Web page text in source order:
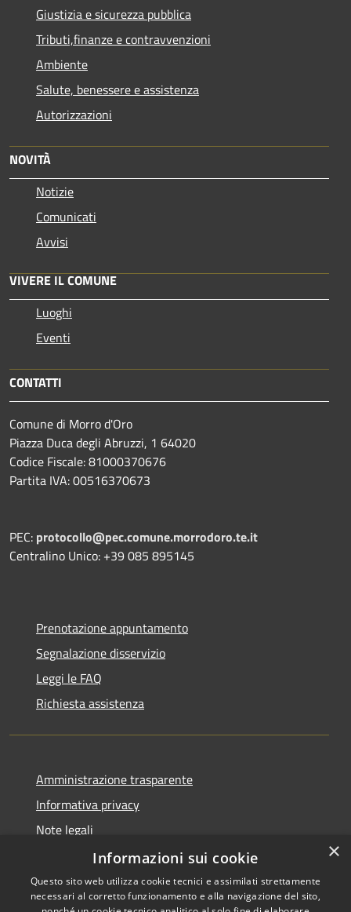
Giustizia e sicurezza pubblica
Tributi,finanze e contravvenzioni
Ambiente
Salute, benessere e assistenza
Autorizzazioni
NOVITÀ
Notizie
Comunicati
Avvisi
VIVERE IL COMUNE
Luoghi
Eventi
CONTATTI
Comune di Morro d'Oro
Piazza Duca degli Abruzzi, 1 64020
Codice Fiscale: 81000370676
Partita IVA: 00516370673
PEC: protocollo@pec.comune.morrodoro.te.it
Centralino Unico: +39 085 895145
Prenotazione appuntamento
Segnalazione disservizio
Leggi le FAQ
Richiesta assistenza
Amministrazione trasparente
Informativa privacy
Note legali
Dichiarazione di accessibilità
×
Informazioni sui cookie
Questo sito web utilizza cookie tecnici e assimilati strettamente
necessari al corretto funzionamento e alla navigazione del sito,